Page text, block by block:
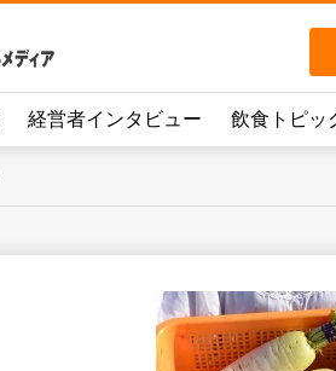
経営者インタビュー 飲食トピッ